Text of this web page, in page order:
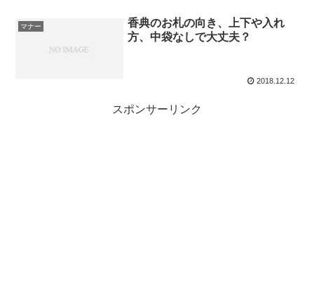
マナー
香典のお札の向き、上下や入れ
方、中袋なしで大丈夫？
2018.12.12
スポンサーリンク